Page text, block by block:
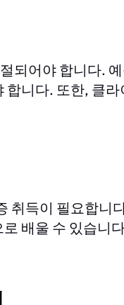
되어야 합니다.
니다. 또한, 클
취득이 필요합니
배울 수 있습니